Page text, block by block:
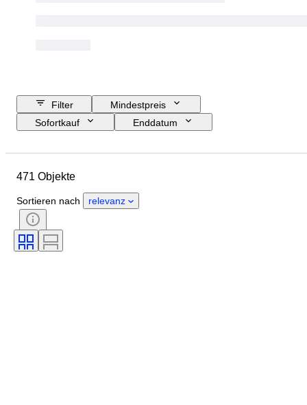
Filter
Mindestpreis
Sofortkauf
Enddatum
Herkunftsland
Periode
Technik
Unterschrift
Auflage
Original/Nachbau
471 Objekte
Sortieren nach relevanz